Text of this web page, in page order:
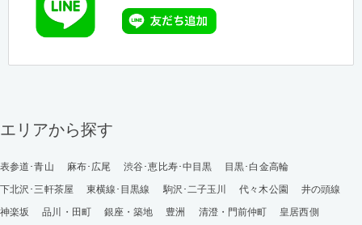
エリアから探す
表参道･青山 麻布･広尾 渋谷･恵比寿･中目黒
目黒･白金高輪
下北沢･三軒茶屋
東横線･目黒線 駒沢･二子玉川 代々木公園
井の頭線
神楽坂
品川・田町 銀座・築地 豊洲 清澄・門前仲町
皇居西側